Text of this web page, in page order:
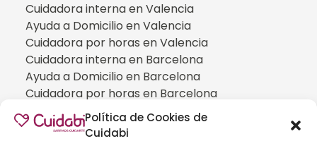
Política de Cookies de
Cuidabi
Cuidadora interna en Valencia
Ayuda a Domicilio en Valencia
Cuidadora por horas en Valencia
Cuidadora interna en Barcelona
Ayuda a Domicilio en Barcelona
Cuidadora por horas en Barcelona
Cuidadora interna en Madrid
Ayuda a Domicilio en Madrid